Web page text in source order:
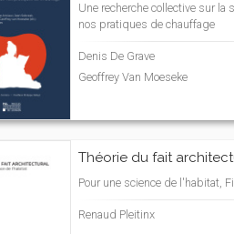
Une recherche collective sur la
nos pratiques de chauffage
Denis De Grave
Geoffrey Van Moeseke
Théorie du fait
Pour une science de l'habitat,
Renaud Pleitinx